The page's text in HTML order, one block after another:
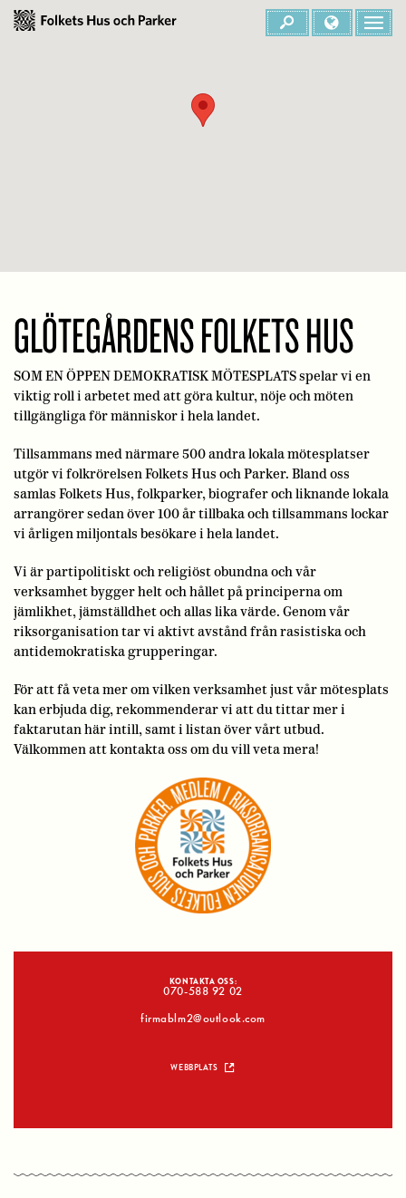
GLÖTEGÅRDENS FOLKETS HUS
SOM EN ÖPPEN DEMOKRATISK MÖTESPLATS spelar vi en
viktig roll i arbetet med att göra kultur, nöje och möten
tillgängliga för människor i hela landet.
Tillsammans med närmare 500 andra lokala mötesplatser
utgör vi folkrörelsen Folkets Hus och Parker. Bland oss
samlas Folkets Hus, folkparker, biografer och liknande lokala
arrangörer sedan över 100 år tillbaka och tillsammans lockar
vi årligen miljontals besökare i hela landet.
Vi är partipolitiskt och religiöst obundna och vår
verksamhet bygger helt och hållet på principerna om
jämlikhet, jämställdhet och allas lika värde. Genom vår
riksorganisation tar vi aktivt avstånd från rasistiska och
antidemokratiska grupperingar.
För att få veta mer om vilken verksamhet just vår mötesplats
kan erbjuda dig, rekommenderar vi att du tittar mer i
faktarutan här intill, samt i listan över vårt utbud.
Välkommen att kontakta oss om du vill veta mera!
KONTAKTA OSS:
070-588 92 02
firmablm2@outlook.com
WEBBPLATS